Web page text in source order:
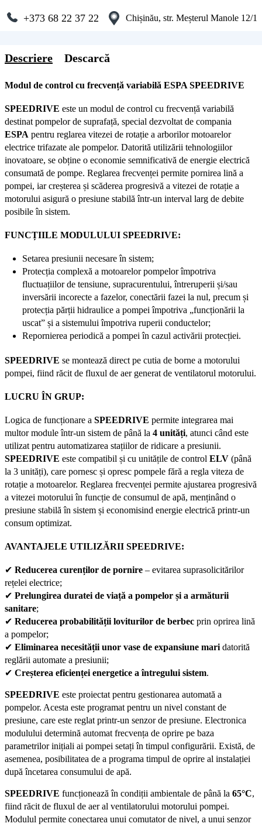
+373 68 22 37 22 Chișinău, str. Meșterul Manole 12/1
Descriere Descarcă
Modul de control cu frecvență variabilă ESPA SPEEDRIVE
SPEEDRIVE este un modul de control cu frecvență variabilă
destinat pompelor de suprafață, special dezvoltat de compania
ESPA pentru reglarea vitezei de rotație a arborilor motoarelor
electrice trifazate ale pompelor. Datorită utilizării tehnologiilor
inovatoare, se obține o economie semnificativă de energie electrică
consumată de pompe. Reglarea frecvenței permite pornirea lină a
pompei, iar creșterea și scăderea progresivă a vitezei de rotație a
motorului asigură o presiune stabilă într-un interval larg de debite
posibile în sistem.
FUNCȚIILE MODULULUI SPEEDRIVE:
Setarea presiunii necesare în sistem;
Protecția complexă a motoarelor pompelor împotriva
fluctuațiilor de tensiune, supracurentului, întreruperii și/sau
inversării incorecte a fazelor, conectării fazei la nul, precum și
protecția părții hidraulice a pompei împotriva „funcționării la
uscat” și a sistemului împotriva ruperii conductelor;
Repornierea periodică a pompei în cazul activării protecției.
SPEEDRIVE se montează direct pe cutia de borne a motorului
pompei, fiind răcit de fluxul de aer generat de ventilatorul motorului.
LUCRU ÎN GRUP:
Logica de funcționare a SPEEDRIVE permite integrarea mai
multor module într-un sistem de până la 4 unități, atunci când este
utilizat pentru automatizarea stațiilor de ridicare a presiunii.
SPEEDRIVE este compatibil și cu unitățile de control ELV (până
la 3 unități), care pornesc și opresc pompele fără a regla viteza de
rotație a motoarelor. Reglarea frecvenței permite ajustarea progresivă
a vitezei motorului în funcție de consumul de apă, menținând o
presiune stabilă în sistem și economisind energie electrică printr-un
consum optimizat.
AVANTAJELE UTILIZĂRII SPEEDRIVE:
✔ Reducerea curenților de pornire – evitarea suprasolicitărilor
rețelei electrice;
✔ Prelungirea duratei de viață a pompelor și a armăturii
sanitare;
✔ Reducerea probabilității loviturilor de berbec prin oprirea lină
a pompelor;
✔ Eliminarea necesității unor vase de expansiune mari datorită
reglării automate a presiunii;
✔ Creșterea eficienței energetice a întregului sistem.
SPEEDRIVE este proiectat pentru gestionarea automată a
pompelor. Acesta este programat pentru un nivel constant de
presiune, care este reglat printr-un senzor de presiune. Electronica
modulului determină automat frecvența de oprire pe baza
parametrilor inițiali ai pompei setați în timpul configurării. Există, de
asemenea, posibilitatea de a programa timpul de oprire al instalației
după încetarea consumului de apă.
SPEEDRIVE funcționează în condiții ambientale de până la 65°C,
fiind răcit de fluxul de aer al ventilatorului motorului pompei.
Modulul permite conectarea unui comutator de nivel, a unui senzor